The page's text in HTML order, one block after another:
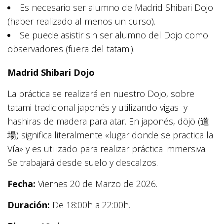
Es necesario ser alumno de Madrid Shibari Dojo
(haber realizado al menos un curso).
Se puede asistir sin ser alumno del Dojo como
observadores (fuera del tatami).
Madrid Shibari Dojo
La práctica se realizará en nuestro Dojo, sobre
tatami tradicional japonés y utilizando vigas y
hashiras de madera para atar. En japonés, dōjō (道
場) significa literalmente «lugar donde se practica la
Vía» y es utilizado para realizar práctica immersiva.
Se trabajará desde suelo y descalzos.
Fecha: Viernes 20 de Marzo de 2026.
Duración: De 18:00h a 22:00h.